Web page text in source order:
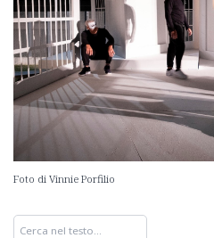
Foto di Vinnie Porfilio